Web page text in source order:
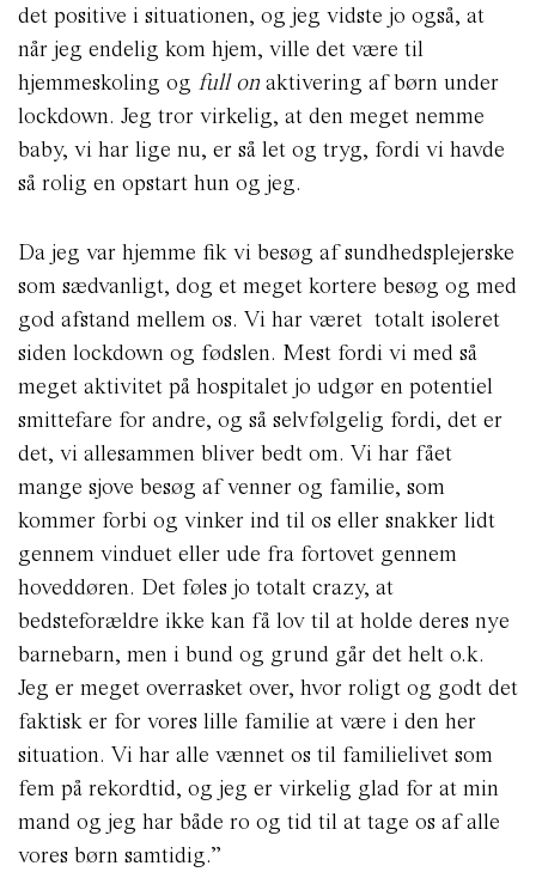
det positive i situationen, og jeg vidste jo også, at
når jeg endelig kom hjem, ville det være til
hjemmeskoling og full on aktivering af børn under
lockdown. Jeg tror virkelig, at den meget nemme
baby, vi har lige nu, er så let og tryg, fordi vi havde
så rolig en opstart hun og jeg.
Da jeg var hjemme fik vi besøg af sundhedsplejerske
som sædvanligt, dog et meget kortere besøg og med
god afstand mellem os. Vi har været totalt isoleret
siden lockdown og fødslen. Mest fordi vi med så
meget aktivitet på hospitalet jo udgør en potentiel
smittefare for andre, og så selvfølgelig fordi, det er
det, vi allesammen bliver bedt om. Vi har fået
mange sjove besøg af venner og familie, som
kommer forbi og vinker ind til os eller snakker lidt
gennem vinduet eller ude fra fortovet gennem
hoveddøren. Det føles jo totalt crazy, at
bedsteforældre ikke kan få lov til at holde deres nye
barnebarn, men i bund og grund går det helt o.k.
Jeg er meget overrasket over, hvor roligt og godt det
faktisk er for vores lille familie at være i den her
situation. Vi har alle vænnet os til familielivet som
fem på rekordtid, og jeg er virkelig glad for at min
mand og jeg har både ro og tid til at tage os af alle
vores børn samtidig.”